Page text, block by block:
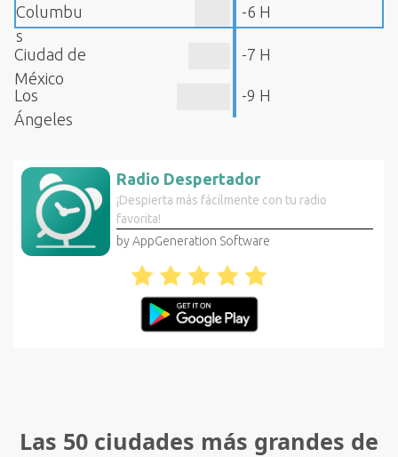
Columbu
s
-6 H
Ciudad de
México
-7 H
Los
Ángeles
-9 H
Radio Despertador
¡Despierta más fácilmente con tu radio
favorita!
by AppGeneration Software
Las 50 ciudades más grandes de